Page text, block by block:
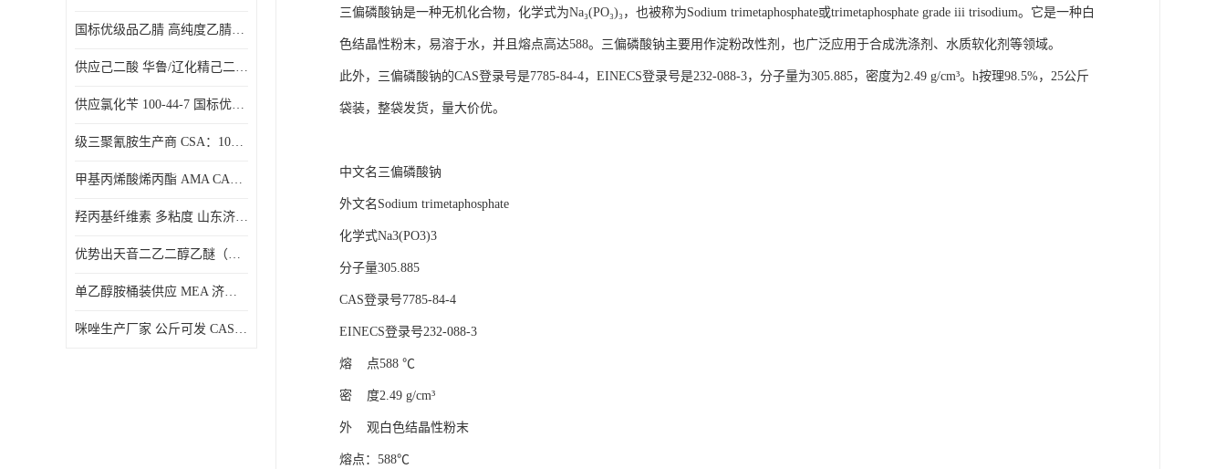
国标优级品乙腈 高纯度乙腈桶装现货160kg桶
供应己二酸 华鲁/辽化精己二酸 大包装可分小包装现货
供应氯化苄 100-44-7 国标优等品苄基氯 一桶起发
级三聚氰胺生产商 CSA：108-78-1 济南发货
甲基丙烯酸烯丙酯 AMA CAS：96-05-9
羟丙基纤维素 多粘度 山东济南仓库发货
优势出天音二乙二醇乙醚（DPE）山东仓库发现货
单乙醇胺桶装供应 MEA 济南仓库发货 厂家
咪唑生产厂家 公斤可发 CAS:288-32-4
三偏磷酸钠是一种无机化合物，化学式为Na₃(PO₃)₃，也被称为Sodium trimetaphosphate或trimetaphosphate grade iii trisodium。它是一种白
色结晶性粉末，易溶于水，并且熔点高达588。三偏磷酸钠主要用作淀粉改性剂，也广泛应用于合成洗涤剂、水质软化剂等领域。
此外，三偏磷酸钠的CAS登录号是7785-84-4，EINECS登录号是232-088-3，分子量为305.885，密度为2.49 g/cm³。h按理98.5%，25公斤
袋装，整袋发货，量大价优。
中文名三偏磷酸钠
外文名Sodium trimetaphosphate
化学式Na3(PO3)3
分子量305.885
CAS登录号7785-84-4
EINECS登录号232-088-3
熔 点588 ℃
密 度2.49 g/cm³
外 观白色结晶性粉末
熔点：588℃